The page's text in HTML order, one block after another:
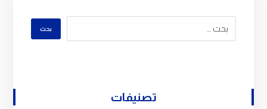
تصنيفات